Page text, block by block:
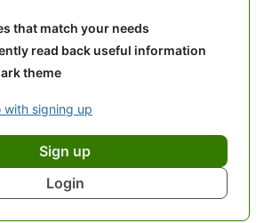
that match your needs
read back useful information
theme
with signing up
Sign up
Login